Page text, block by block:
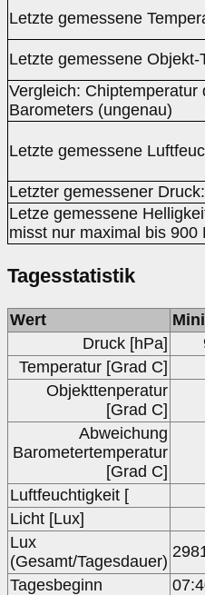
Letzte gemessene
Letzte gemessene Objekt-
Vergleich: Chiptemperatur
Barometers (ungenau)
Letzte gemessene
Letzter gemessener Druck:
Letze gemessene
misst nur maximal bis 900
Tagesstatistik
Wert
Druck [hPa]
Temperatur [Grad C]
Objekttenperatur
[Grad C]
Abweichung
Barometertemperatur
[Grad C]
Luftfeuchtigkeit [
Licht [Lux]
Lux
(Gesamt/Tagesdauer)
Tagesbeginn